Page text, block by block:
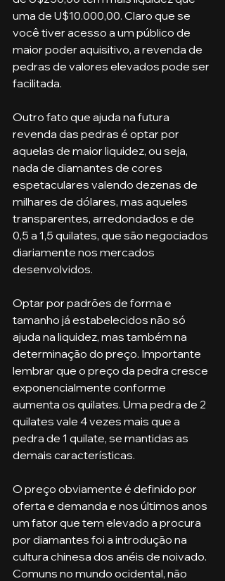
uma de U$10.000,00. Claro que se
você tiver acesso a um público de
maior poder aquisitivo, a revenda de
pedras de valores elevados pode ser
facilitada.
Outro fato que ajuda na futura
revenda das pedras é optar por
aquelas de maior liquidez, ou seja,
nada de diamantes de cores
espetaculares valendo dezenas de
milhares de dólares, mas aqueles
transparentes, arredondados e de
0,5 a 1,5 quilates, que são negociados
diariamente nos mercados
desenvolvidos.
Optar por padrões de forma e
tamanho já estabelecidos não só
ajuda na liquidez, mas também na
determinação do preço. Importante
lembrar que o preço da pedra cresce
exponencialmente conforme
aumenta os quilates. Uma pedra de 2
quilates vale 4 vezes mais que a
pedra de 1 quilate, se mantidas as
demais características.
O preço obviamente é definido por
oferta e demanda e nos últimos anos
um fator que tem elevado a procura
por diamantes foi a introdução na
cultura chinesa dos anéis de noivado.
Comuns no mundo ocidental, não